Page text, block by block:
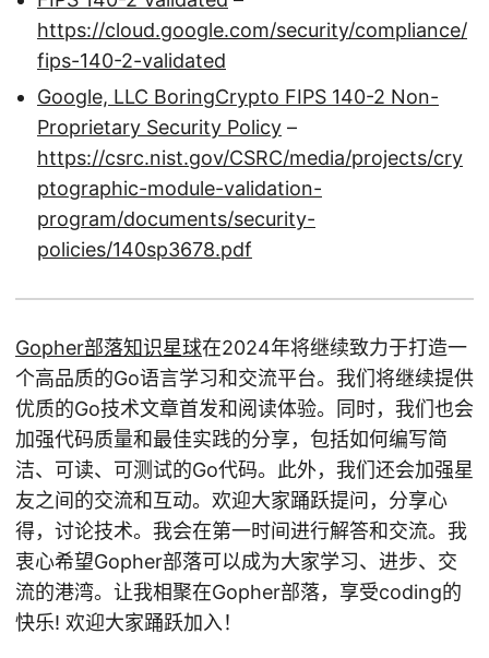
https://cloud.google.com/security/compliance/
fips-140-2-validated
Google, LLC BoringCrypto FIPS 140-2 Non-
Proprietary Security Policy –
https://csrc.nist.gov/CSRC/media/projects/cry
ptographic-module-validation-
program/documents/security-
policies/140sp3678.pdf
Gopher部落知识星球在2024年将继续致力于打造一
个高品质的Go语言学习和交流平台。我们将继续提供
优质的Go技术文章首发和阅读体验。同时，我们也会
加强代码质量和最佳实践的分享，包括如何编写简
洁、可读、可测试的Go代码。此外，我们还会加强星
友之间的交流和互动。欢迎大家踊跃提问，分享心
得，讨论技术。我会在第一时间进行解答和交流。我
衷心希望Gopher部落可以成为大家学习、进步、交
流的港湾。让我相聚在Gopher部落，享受coding的
快乐! 欢迎大家踊跃加入！